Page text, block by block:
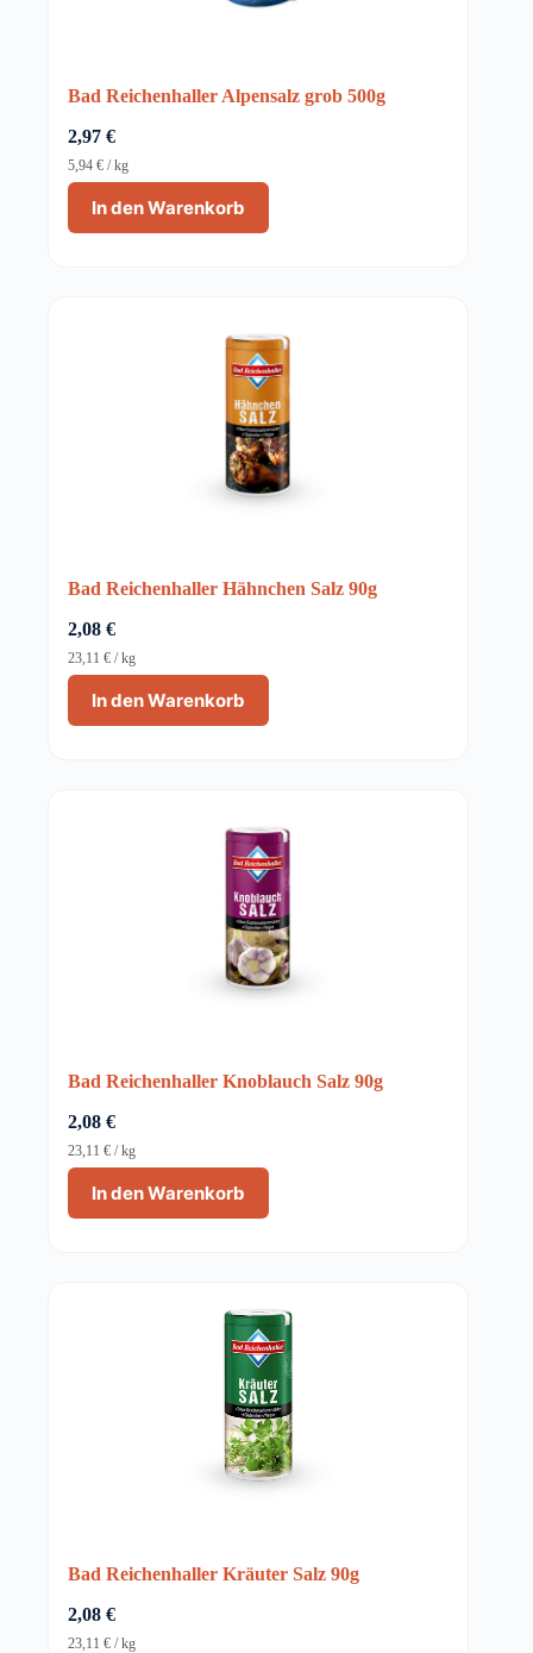
Bad Reichenhaller Alpensalz grob 500g
2,97 €
In den Warenkorb
5,94 € /kg
Bad Reichenhaller Hähnchen Salz 90g
2,08 €
In den Warenkorb
23,11 € /kg
Bad Reichenhaller Knoblauch Salz 90g
2,08 €
In den Warenkorb
23,11 € /kg
Bad Reichenhaller Kräuter Salz 90g
2,08 €
23,11 € /kg